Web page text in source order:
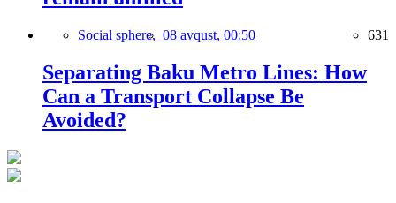
Social sphere, 08 avqust, 00:50 631
Separating Baku Metro Lines: How
Can a Transport Collapse Be
Avoided?